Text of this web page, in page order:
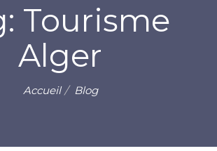
Tourisme
Alger
Accueil Blog